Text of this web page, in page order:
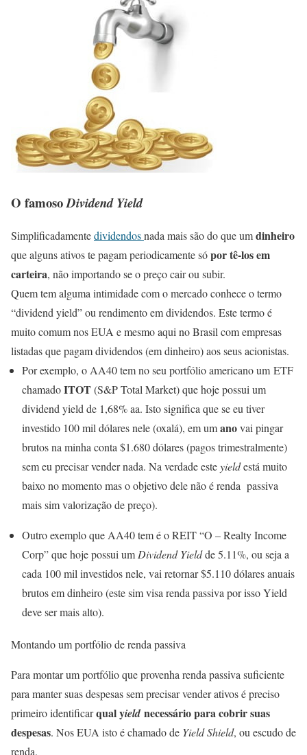
O famosoDividend Yield
Simplificadamentedividendosnada mais são do que umdinheiro
que alguns ativos te pagam periodicamente sópor tê-los em
carteira, não importando se o preço cair ou subir.
Quem tem alguma intimidade com o mercado conhece o termo
“dividend yield” ou rendimento em dividendos. Este termo é
muito comum nos EUA e mesmo aqui no Brasil com empresas
listadas que pagam dividendos (em dinheiro) aos seus acionistas.
Por exemplo, o AA40 tem no seu portfólio americano um ETF
chamadoITOT(S&P Total Market) que hoje possui um
dividend yield de 1,68% aa. Isto significa que se eu tiver
investido 100 mil dólares nele (oxalá), em umanovai pingar
brutos na minha conta $1.680 dólares (pagos trimestralmente)
sem eu precisar vender nada. Na verdade esteyieldestá muito
baixo no momento mas o objetivo dele não é renda passiva
mais sim valorização de preço).
Outro exemplo que AA40 tem é o REIT “O – Realty Income
Corp” que hoje possui umDividend Yieldde 5.11%, ou seja a
cada 100 mil investidos nele, vai retornar $5.110 dólares anuais
brutos em dinheiro (este sim visa renda passiva por isso Yield
deve ser mais alto).
Montando um portfólio de renda passiva
Para montar um portfólio que provenha renda passiva suficiente
para manter suas despesas sem precisar vender ativos é preciso
primeiro identificarqual yieldnecessário para cobrir suas
despesas. Nos EUA isto é chamado de Yield Shield, ou escudo de
renda.